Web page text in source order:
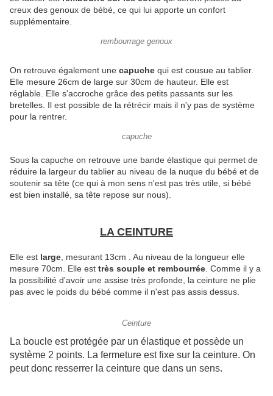
creux des genoux de bébé, ce qui lui apporte un confort
supplémentaire.
rembourrage genoux
On retrouve également une capuche qui est cousue au tablier.
Elle mesure 26cm de large sur 30cm de hauteur. Elle est
réglable. Elle s'accroche grâce des petits passants sur les
bretelles. Il est possible de la rétrécir mais il n'y pas de système
pour la rentrer.
capuche
Sous la capuche on retrouve une bande élastique qui permet de
réduire la largeur du tablier au niveau de la nuque du bébé et de
soutenir sa tête (ce qui à mon sens n'est pas très utile, si bébé
est bien installé, sa tête repose sur nous).
LA CEINTURE
Elle est large , mesurant 13cm . Au niveau de la longueur elle
mesure 70cm. Elle est très souple et rembourrée . Comme il y a
la possibilité d'avoir une assise très profonde, la ceinture ne plie
pas avec le poids du bébé comme il n'est pas assis dessus.
Ceinture
La boucle est protégée par un élastique et possède un
système 2 points. La fermeture est fixe sur la ceinture. On
peut donc resserrer la ceinture que dans un sens.